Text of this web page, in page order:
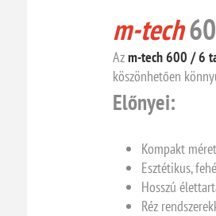
m-tech
Azm-tech 600 / 6
köszönhetően
Előnyei:
Kompakt
Esztétikus,
Hosszú
Réz